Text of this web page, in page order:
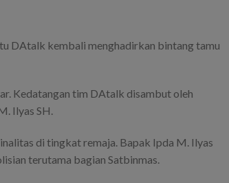
DAtalk kembali menghadirkan bintang tamu
Kedatangan tim DAtalk disambut oleh
Ilyas SH.
di tingkat remaja. Bapak Ipda M. Ilyas
terutama bagian Satbinmas.